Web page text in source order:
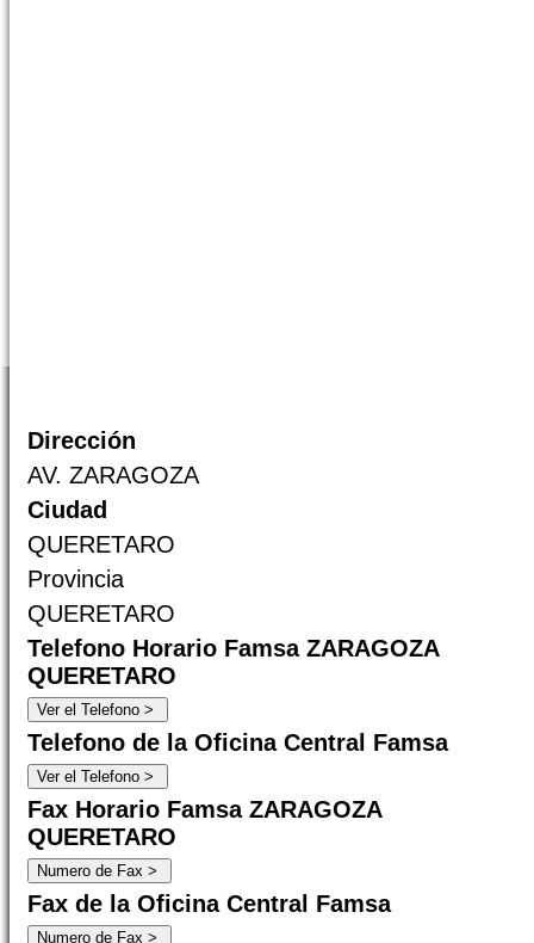
Dirección
AV. ZARAGOZA
Ciudad
QUERETARO
Provincia
QUERETARO
Telefono Horario Famsa ZARAGOZA
QUERETARO
Telefono de la Oficina Central Famsa
Fax Horario Famsa ZARAGOZA
QUERETARO
Fax de la Oficina Central Famsa